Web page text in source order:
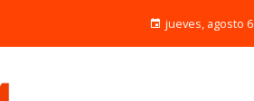
jueves, agosto 6